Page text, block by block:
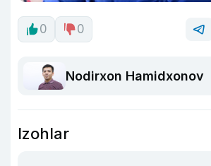
0 0
Nodirxon Hamidxonov
Izohlar